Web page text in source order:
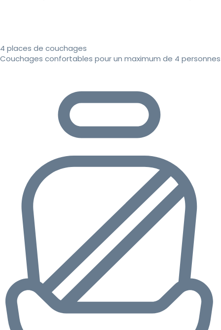
4 places de couchages
Couchages confortables pour un maximum de 4 personnes